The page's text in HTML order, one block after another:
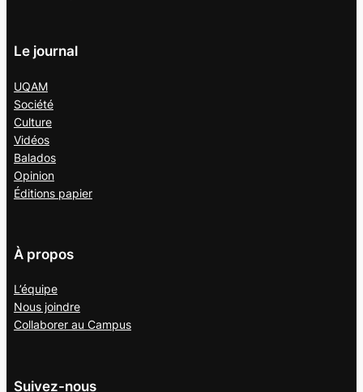
Le journal
UQAM
Société
Culture
Vidéos
Balados
Opinion
Éditions papier
À propos
L’équipe
Nous joindre
Collaborer au Campus
Suivez-nous